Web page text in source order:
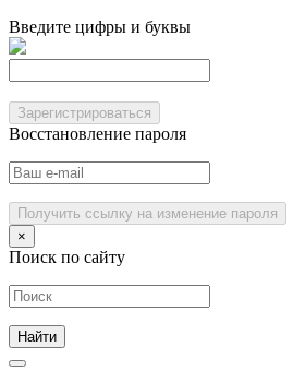
Введите цифры и буквы
Зарегистрироваться
Восстановление пароля
Получить ссылку на изменение пароля
×
Поиск по сайту